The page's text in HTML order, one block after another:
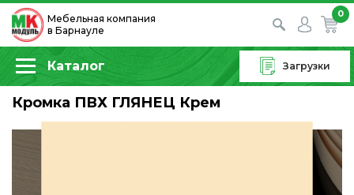
Мебельная компания
в Барнауле
0
Каталог Загрузки
Кромка ПВХ ГЛЯНЕЦ Крем